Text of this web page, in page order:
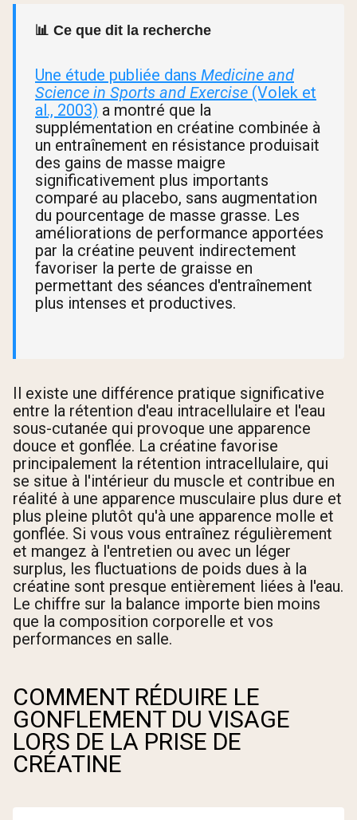
📊 Ce que dit la recherche
Une étude publiée dans Medicine and
Science in Sports and Exercise (Volek et
al., 2003) a montré que la
supplémentation en créatine combinée à
un entraînement en résistance produisait
des gains de masse maigre
significativement plus importants
comparé au placebo, sans augmentation
du pourcentage de masse grasse. Les
améliorations de performance apportées
par la créatine peuvent indirectement
favoriser la perte de graisse en
permettant des séances d'entraînement
plus intenses et productives.
Il existe une différence pratique significative
entre la rétention d'eau intracellulaire et l'eau
sous-cutanée qui provoque une apparence
douce et gonflée. La créatine favorise
principalement la rétention intracellulaire, qui
se situe à l'intérieur du muscle et contribue en
réalité à une apparence musculaire plus dure et
plus pleine plutôt qu'à une apparence molle et
gonflée. Si vous vous entraînez régulièrement
et mangez à l'entretien ou avec un léger
surplus, les fluctuations de poids dues à la
créatine sont presque entièrement liées à l'eau.
Le chiffre sur la balance importe bien moins
que la composition corporelle et vos
performances en salle.
COMMENT RÉDUIRE LE
GONFLEMENT DU VISAGE
LORS DE LA PRISE DE
CRÉATINE